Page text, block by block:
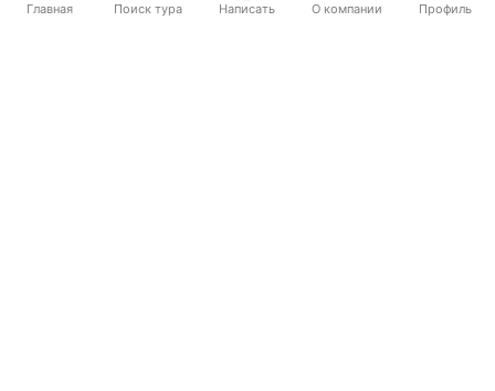
Главная Поиск тура Написать О компании Профиль